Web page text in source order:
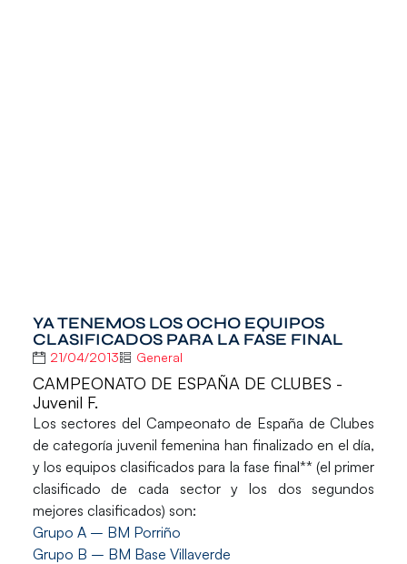
YA TENEMOS LOS OCHO EQUIPOS
CLASIFICADOS PARA LA FASE FINAL
21/04/2013 General
CAMPEONATO DE ESPAÑA DE CLUBES -
Juvenil F.
Los sectores del Campeonato de España de Clubes
de categoría juvenil femenina han finalizado en el día,
y los equipos clasificados para la fase final** (el primer
clasificado de cada sector y los dos segundos
mejores clasificados) son:
Grupo A – BM Porriño
Grupo B – BM Base Villaverde